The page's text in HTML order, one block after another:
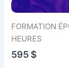
FORMATION
HEURES
595 $